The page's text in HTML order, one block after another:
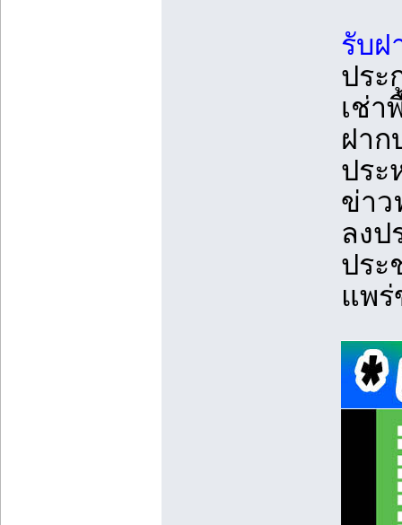
รับฝ
ประ
เช่า
ฝาก
ประ
ข่า
ลงป
ประ
แพ